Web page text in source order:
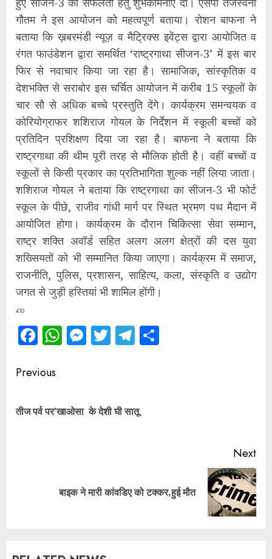
गौतम ने इस आयोजन को महत्वपूर्ण बताया। रोशन बाफना ने
बताया कि ख़बरमंडी न्यूज़ व मैट्रिक्स इवेंट्स द्वारा आयोजित व
रंगत फाउंडेशन द्वारा समर्थित ‘राष्ट्रगाथा सीजन-3’ में इस बार
फिर से नवाचार किया जा रहा है। सामाजिक, सांस्कृतिक व
देशभक्ति से सराबोर इस चर्चित आयोजन में करीब 15 स्कूलों के
चार सौ से अधिक बच्चे प्रस्तुति देंगे। कार्यक्रम समन्वयक व
कोरियोग्राफर शशिराज गोयल के निर्देशन में स्कूली बच्चों को
प्रतिदिन प्रशिक्षण दिया जा रहा है। बाफना ने बताया कि
राष्ट्रगाथा की थीम पूरी तरह से मौलिक होती है। वहीं बच्चों व
स्कूलों से किसी प्रकार का प्रतिभागिता शुल्क नहीं लिया जाता।
शशिराज गोयल ने बताया कि राष्ट्रगाथा का सीजन-3 भी फोर्ट
स्कूल के पीछे, राजीव गांधी मार्ग पर स्थित भ्रमण पथ मैदान में
आयोजित होगा। कार्यक्रम के दौरान चिकित्सा सेवा सम्मान,
राष्ट्र शक्ति अवॉर्ड सहित अलग अलग क्षेत्रों की दस युवा
शख्सियतों को भी सम्मानित किया जाएगा। कार्यक्रम में समाज,
राजनीति, पुलिस, प्रशासन, साहित्य, कला, संस्कृति व उद्योग
जगत से जुड़ी हस्तियां भी शामिल होंगी।
410
Facebook
WhatsApp
Messenger
TwitterTelegram
Continue
Previous
तीज पर्व पर’खाओसा के देशी घी सातू
Next
बाइक ने मारी कांवडिए को टक्कर,हुई मौत